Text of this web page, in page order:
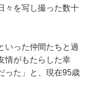
々を写し撮った数十
いった仲間たちと過
情がもたらした幸
った」と、現在95歳